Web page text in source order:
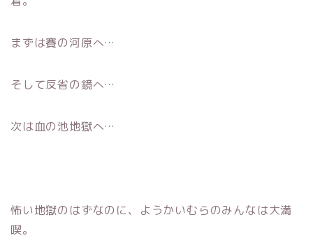
まずは賽の河原へ…
そして反省の鏡へ…
次は血の池地獄へ…
怖い地獄のはずなのに、ようかいむらのみんなは大満
喫。